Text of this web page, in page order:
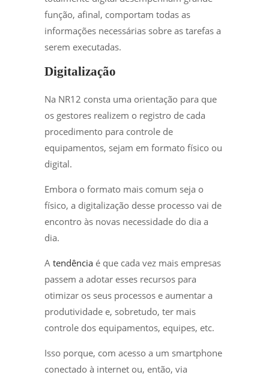
função, afinal, comportam todas as
informações necessárias sobre as tarefas a
serem executadas.
Digitalização
Na NR12 consta uma orientação para que
os gestores realizem o registro de cada
procedimento para controle de
equipamentos, sejam em formato físico ou
digital.
Embora o formato mais comum seja o
físico, a digitalização desse processo vai de
encontro às novas necessidade do dia a
dia.
A tendência é que cada vez mais empresas
passem a adotar esses recursos para
otimizar os seus processos e aumentar a
produtividade e, sobretudo, ter mais
controle dos equipamentos, equipes, etc.
Isso porque, com acesso a um smartphone
conectado à internet ou, então, via